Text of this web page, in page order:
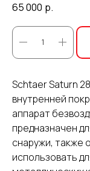
65 000 р.
Schtaer Saturn
внутренней
аппарат
предназначен
снаружи, также
использовать